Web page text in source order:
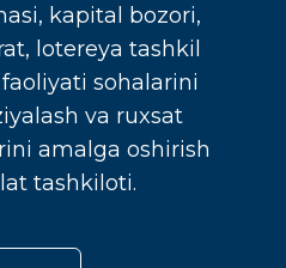
kapital bozori,
lotereya tashkil
sohalarini
va ruxsat
amalga oshirish
tashkiloti.